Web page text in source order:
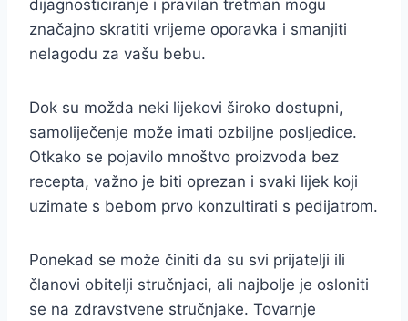
dijagnosticiranje i pravilan tretman mogu
značajno skratiti vrijeme oporavka i smanjiti
nelagodu za vašu bebu.
Dok su možda neki lijekovi široko dostupni,
samoliječenje može imati ozbiljne posljedice.
Otkako se pojavilo mnoštvo proizvoda bez
recepta, važno je biti oprezan i svaki lijek koji
uzimate s bebom prvo konzultirati s pedijatrom.
Ponekad se može činiti da su svi prijatelji ili
članovi obitelji stručnjaci, ali najbolje je osloniti
se na zdravstvene stručnjake. Tovarnje